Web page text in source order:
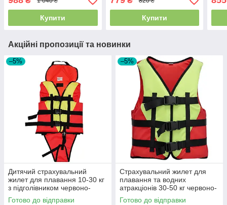
жовтий
Купити Купити
Акційні пропозиції та новинки
–5%
Дитячий страхувальний
жилет для плавання 10-30 кг
з підголівником червоно-
жовтий
Готово до відправки
–5%
Страхувальний жилет для
плавання та водних
атракціонів 30-50 кг червоно-
жовтий
Готово до відправки